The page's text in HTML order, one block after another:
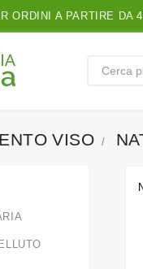
ORDINI A PARTIRE DA
VISO